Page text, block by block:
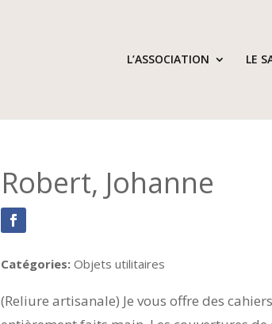
L’ASSOCIATION LE
Robert, Johanne
Catégories:Objets utilitaires
(Reliure artisanale) Je vous offre des